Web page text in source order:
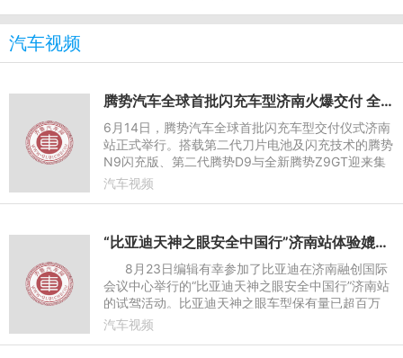
汽车视频
腾势汽车全球首批闪充车型济南火爆交付 全民闪充时代到来
6月14日，腾势汽车全球首批闪充车型交付仪式济南
站正式举行。搭载第二代刀片电池及闪充技术的腾势
N9闪充版、第二代腾势D9与全新腾势Z9GT迎来集
中交付。作为腾势汽车重要生产基地所在地，济南不
汽车视频
“比亚迪天神之眼安全中国行”济南站体验媲美L4级智能泊车
8月23日编辑有幸参加了比亚迪在济南融创国际
会议中心举行的“比亚迪天神之眼安全中国行”济南站
的试驾活动。比亚迪天神之眼车型保有量已超百万
台。这一里程碑背后，是真实路况数据积累的硬实力
汽车视频